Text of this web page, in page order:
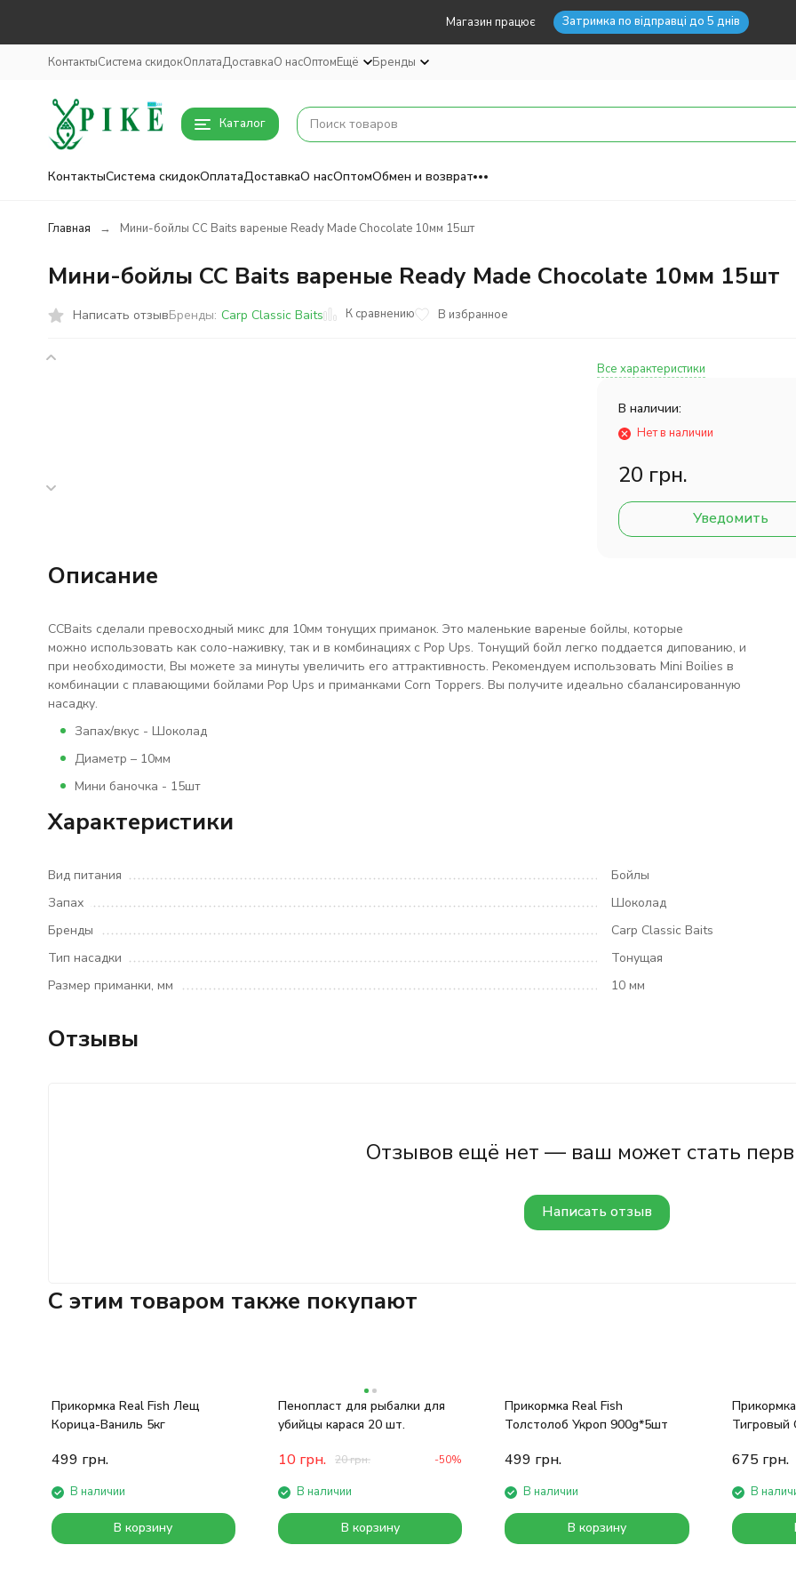
Магазин працює Затримка по відправці до 5 днів
КонтактыСистема скидокОплатаДоставкаО насОптомЕщё Бренды
Каталог
КонтактыСистема скидокОплатаДоставкаО насОптомОбмен и возврат
Главная Мини-бойлы CC Baits вареные Ready Made Chocolate 10мм 15шт
Мини-бойлы CC Baits вареные Ready Made Chocolate 10мм 15шт
Написать отзывБренды: Carp Classic Baits К сравнению В избранное
Все характеристики
В наличии:
Нет в наличии
20 грн.
Уведомить
Описание
ССBaits сделали превосходный микс для 10мм тонущих приманок. Это маленькие вареные бойлы, которые
можно использовать как соло-наживку, так и в комбинациях с Pop Ups. Тонущий бойл легко поддается дипованию, и
при необходимости, Вы можете за минуты увеличить его аттрактивность. Рекомендуем использовать Mini Boilies в
комбинации с плавающими бойлами Pop Ups и приманками Corn Toppers. Вы получите идеально сбалансированную
насадку.
Запах/вкус - Шоколад
Диаметр – 10мм
Мини баночка - 15шт
Характеристики
Вид питания
Бойлы
Запах
Шоколад
Бренды
Carp Classic Baits
Тип насадки
Тонущая
Размер приманки, мм
10 мм
Отзывы
Отзывов ещё нет — ваш может стать
Написать отзыв
C этим товаром также покупают
Прикормка Real Fish Лещ
Корица-Ваниль 5кг
499 грн.
В наличии
В корзину
Пенопласт для рыбалки для
убийцы карася 20 шт.
10 грн. 20грн. -50%
В наличии
В корзину
Прикормка Real Fish
Толстолоб Укроп 900g*5шт
499 грн.
В наличии
В корзину
Тигровый
675 грн.
В